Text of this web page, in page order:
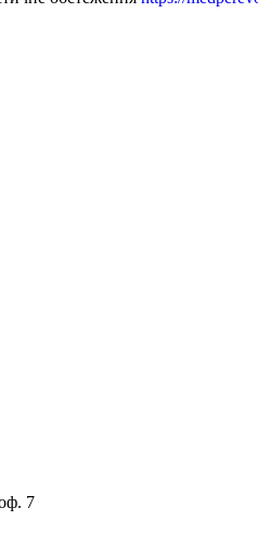
7